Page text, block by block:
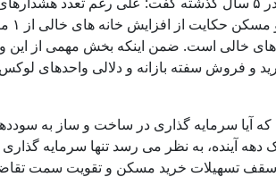
درصدی آمار خانه های خالی است. ضمن اینکه بخش
و فروش سفته بازانه و دلالی واحدهای
آیا سرمایه گذاری در ساخت و ساز به
یک دهه آینده، به نظر می رسد تنها
تسهیلات خرید مسکن و تقویت سمت